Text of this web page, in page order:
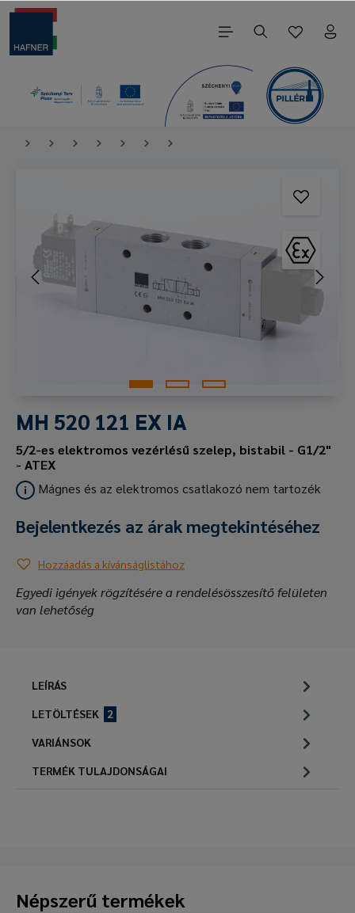
MH 520 121 EX IA
5/2-es elektromos vezérlésű szelep, bistabil - G1/2"
- ATEX
Mágnes és az elektromos csatlakozó nem tartozék
Bejelentkezés az árak megtekintéséhez
Hozzáadás a kívánságlistához
Egyedi igények rögzítésére a rendelésösszesítő felületen
van lehetőség
LEÍRÁS
LETÖLTÉSEK
2
VARIÁNSOK
TERMÉK TULAJDONSÁGAI
Népszerű termékek